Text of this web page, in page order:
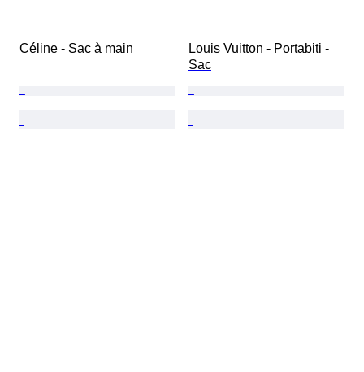
Céline - Sac à main
Louis Vuitton - Portabiti -
Sac